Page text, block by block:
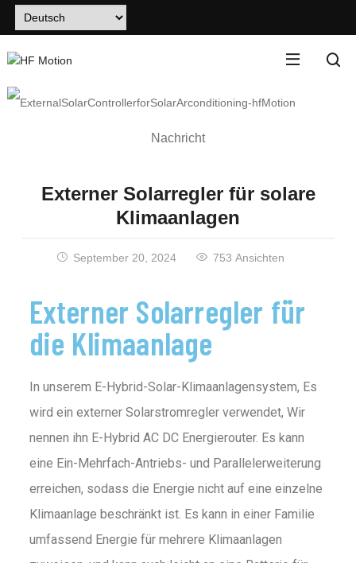
Nachricht
Externer Solarregler für solare
Klimaanlagen
September 20, 2024 753 Ansichten
Externer Solarregler für
die Klimaanlage
In unserem E-Hybrid-Solar-Klimaanlagensystem, Es
wird ein externer Solarstromregler verwendet, Wir
nennen ihn E-Hybrid AC DC Energierouter. Es kann
eine Ein-Mehrfach-Antriebs- und Parallelerweiterung
erreichen, sodass die Energie nicht auf eine einzelne
Klimaanlage beschränkt ist. Es kann in einer Familie
umfassend Energie für mehrere Klimaanlagen